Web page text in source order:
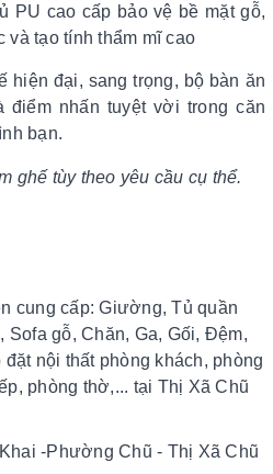
PU cao cấp bảo vệ bề mặt gỗ,
và tạo tính thẩm mĩ cao
hiện đại, sang trọng, bộ bàn ăn
điểm nhấn tuyệt vời trong căn
bạn.
ghế tùy theo yêu cầu cụ thể.
cung cấp: Giường, Tủ quần
Sofa gỗ, Chăn, Ga, Gối, Đệm,
nội thất phòng khách, phòng
phòng thờ,... tại Thị Xã Chũ
-Phường Chũ - Thị Xã Chũ